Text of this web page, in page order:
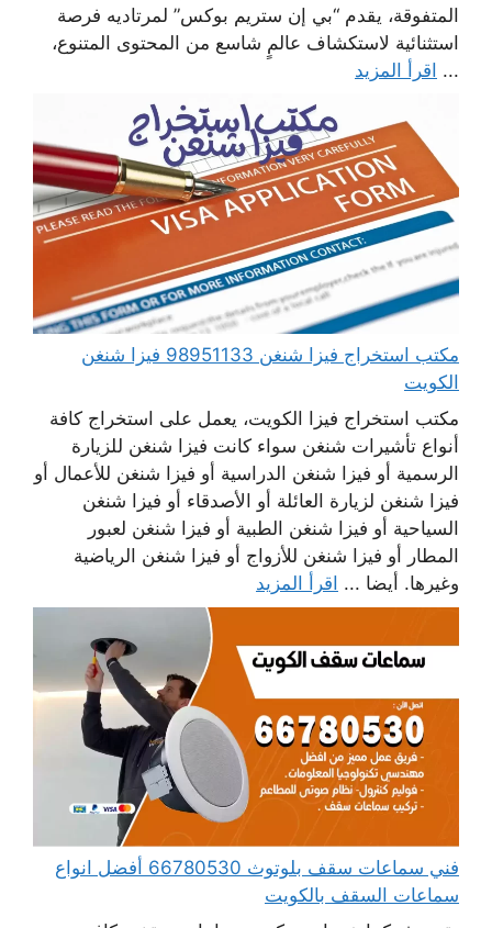
المتفوقة، يقدم “بي إن ستريم بوكس” لمرتاديه فرصة
استثنائية لاستكشاف عالمٍ شاسع من المحتوى المتنوع،
... اقرأ المزيد
مكتب استخراج فيزا شنغن 98951133 فيزا شنغن
الكويت
مكتب استخراج فيزا الكويت، يعمل على استخراج كافة
أنواع تأشيرات شنغن سواء كانت فيزا شنغن للزيارة
الرسمية أو فيزا شنغن الدراسية أو فيزا شنغن للأعمال أو
فيزا شنغن لزيارة العائلة أو الأصدقاء أو فيزا شنغن
السياحية أو فيزا شنغن الطبية أو فيزا شنغن لعبور
المطار أو فيزا شنغن للأزواج أو فيزا شنغن الرياضية
وغيرها. أيضا ... اقرأ المزيد
فني سماعات سقف بلوتوث 66780530 أفضل انواع
سماعات السقف بالكويت